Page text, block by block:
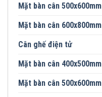
Mặt bàn cân 500x600mm
Mặt bàn cân 600x800mm
Cân ghế điện tử
Mặt bàn cân 400x500mm
Mặt bàn cân 500x600mm